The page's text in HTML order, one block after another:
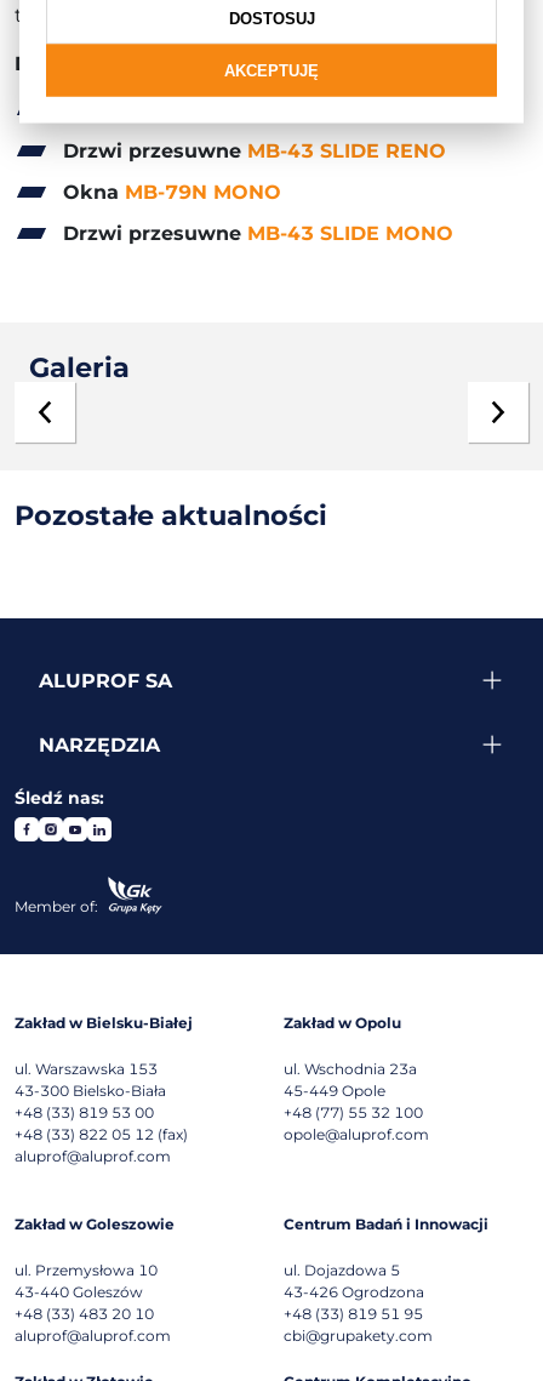
tworząc estetyczną i funkcjonalną całość.
Dowiedz się więcej:
Drzwi przesuwne MB-43 SLIDE RENO
Okna MB-79N MONO
Drzwi przesuwne MB-43 SLIDE MONO
Galeria
Pozostałe aktualności
ALUPROF SA
NARZĘDZIA
Śledź nas:
Member of:
Zakład w Bielsku-Białej
ul. Warszawska 153
43-300 Bielsko-Biała
+48 (33) 819 53 00
+48 (33) 822 05 12 (fax)
aluprof@aluprof.com
Zakład w Opolu
ul. Wschodnia 23a
45-449 Opole
+48 (77) 55 32 100
opole@aluprof.com
Zakład w Goleszowie
ul. Przemysłowa 10
43-440 Goleszów
+48 (33) 483 20 10
aluprof@aluprof.com
Centrum Badań i Innowacji
ul. Dojazdowa 5
43-426 Ogrodzona
+48 (33) 819 51 95
cbi@grupakety.com
AKCEPTUJĘ
DOSTOSUJ